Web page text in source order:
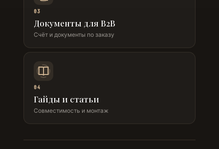
03
Документы для B2B
Счёт и документы по заказу
04
Гайды и статьи
Совместимость и монтаж